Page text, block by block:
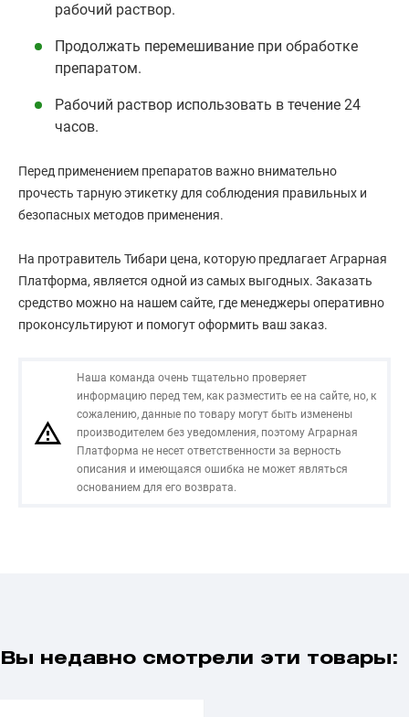
рабочий раствор.
Продолжать перемешивание при обработке
препаратом.
Рабочий раствор использовать в течение 24
часов.
Перед применением препаратов важно внимательно
прочесть тарную этикетку для соблюдения правильных и
безопасных методов применения.
На протравитель Тибари цена, которую предлагает Аграрная
Платформа, является одной из самых выгодных. Заказать
средство можно на нашем сайте, где менеджеры оперативно
проконсультируют и помогут оформить ваш заказ.
Наша команда очень тщательно проверяет
информацию перед тем, как разместить ее на сайте, но, к
сожалению, данные по товару могут быть изменены
производителем без уведомления, поэтому Аграрная
Платформа не несет ответственности за верность
описания и имеющаяся ошибка не может являться
основанием для его возврата.
Вы недавно смотрели эти товары: